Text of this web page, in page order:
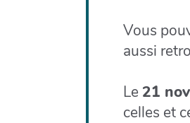
Vous
aussi
Le 21
celles et